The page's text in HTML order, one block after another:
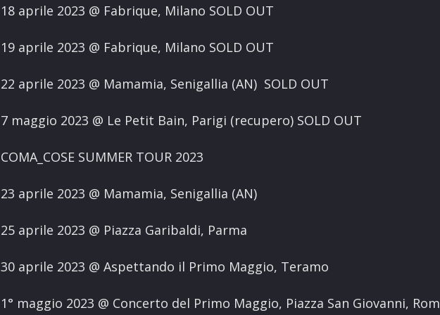
18 aprile 2023 @ Fabrique, Milano SOLD OUT
19 aprile 2023 @ Fabrique, Milano SOLD OUT
22 aprile 2023 @ Mamamia, Senigallia (AN) SOLD OUT
7 maggio 2023 @ Le Petit Bain, Parigi (recupero) SOLD OUT
COMA_COSE SUMMER TOUR 2023
23 aprile 2023 @ Mamamia, Senigallia (AN)
25 aprile 2023 @ Piazza Garibaldi, Parma
30 aprile 2023 @ Aspettando il Primo Maggio, Teramo
1° maggio 2023 @ Concerto del Primo Maggio, Piazza San Giovanni,